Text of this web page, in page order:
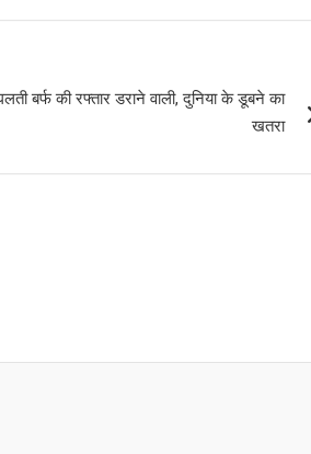
बर्फ की रफ्तार डराने वाली, दुनिया के डूबने का
खतरा